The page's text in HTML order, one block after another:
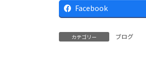
Facebook
カテゴリー ブログ